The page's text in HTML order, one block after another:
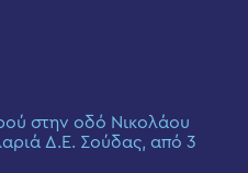
στην οδό Νικολάου
Δ.Ε. Σούδας, από 3